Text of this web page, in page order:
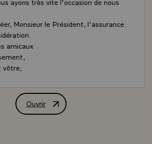
Monsieur le Président, l'assurance
amicaux
vôtre,
Ouvrir
Lettre de M. Jacques Chirac,